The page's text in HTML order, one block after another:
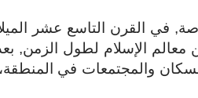
في القرن التاسع عشر
الإسلام لطول الزمن, بعد
والمجتمعات في المنطقة،